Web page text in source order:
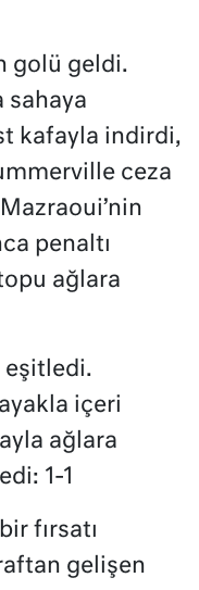
golü geldi.
sahaya
kafayla indirdi,
ceza
penaltı
ağlara
eşitledi.
içeri
ağlara
1-1
fırsatı
gelişen